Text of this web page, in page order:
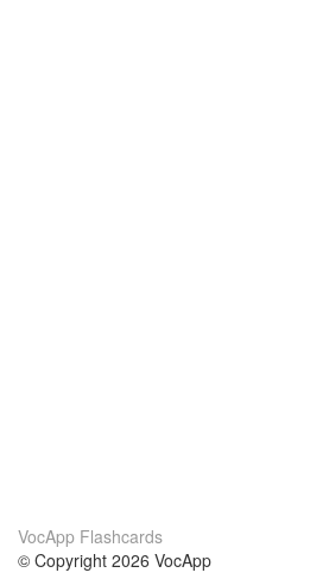
VocApp Flashcards
© Copyright 2026 VocApp